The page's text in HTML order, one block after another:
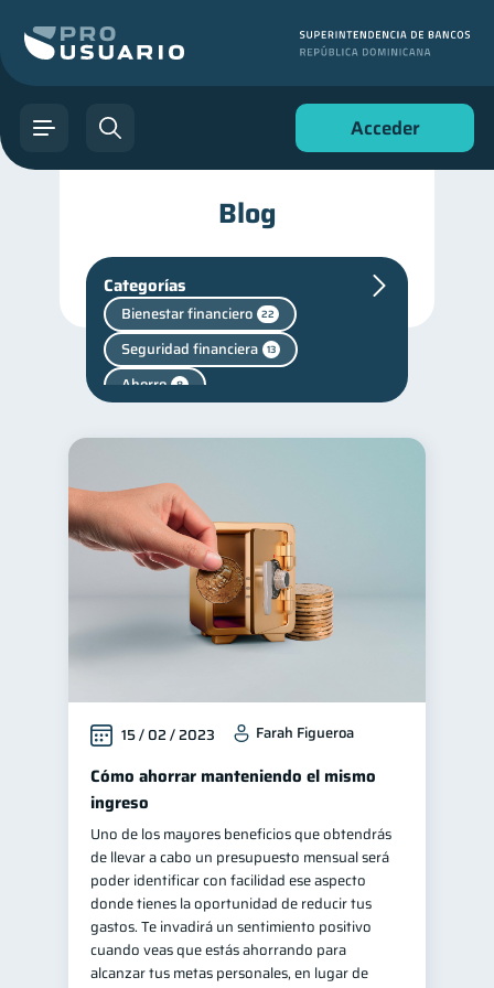
Acceder
Blog
Categorías
Bienestar financiero 22
Seguridad financiera 13
Ahorro 8
Servicios
Superintendencia de Bancos
Vacaciones 2
Cuenta Inactiva 1
Finanzas personales 44
Educación financiera 31
Finanzas para jóvenes 30
Control de deudas 30
Finanzas familiares
Inclusión financiera 22
Finanzas para mujeres 20
Salud financiera
Productos financieros 11
10
15 / 02 / 2023 Farah Figueroa
Cómo ahorrar manteniendo el mismo
ingreso
Uno de los mayores beneficios que obtendrás
de llevar a cabo un presupuesto mensual será
poder identificar con facilidad ese aspecto
donde tienes la oportunidad de reducir tus
gastos. Te invadirá un sentimiento positivo
cuando veas que estás ahorrando para
alcanzar tus metas personales, en lugar de